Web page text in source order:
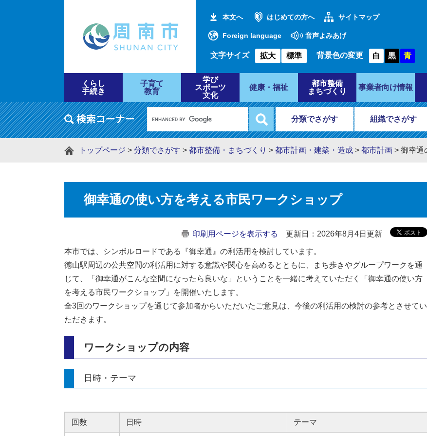
本文へ はじめての方へ サイトマップ
Foreign language 音声よみあげ
文字サイズ 拡大 標準 背景色の変更 白 黒 青
くらし
手続き
子育て
教育
学び
スポーツ
文化
健康・福祉
都市整備
まちづくり
事業者向け情報
分類でさがす 組織でさがす
トップページ > 分類でさがす > 都市整備・まちづくり > 都市計画・建築・造成 > 都市計画 > 御幸通
御幸通の使い方を考える市民ワークショップ
印刷用ページを表示する 更新日：2026年8月4日更新
本市では、シンボルロードである『御幸通』の利活用を検討しています。
徳山駅周辺の公共空間の利活用に対する意識や関心を高めるとともに、まち歩きやグループワークを通
じて、「御幸通がこんな空間になったら良いな」ということを一緒に考えていただく「御幸通の使い方
を考える市民ワークショップ」を開催いたします。
全3回のワークショップを通じて参加者からいただいたご意見は、今後の利活用の検討の参考とさせてい
ただきます。
ワークショップの内容
日時・テーマ
回数 日時 テーマ